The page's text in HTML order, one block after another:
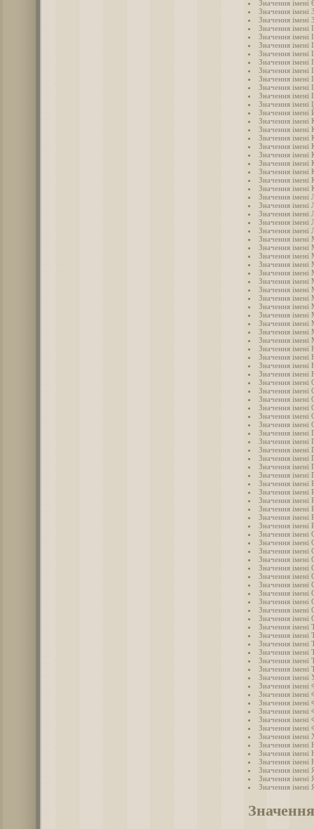
Значення імені
Значення імені
Значення імені
Значення імені
Значення імені
Значення імені
Значення імені
Значення імені
Значення імені
Значення імені
Значення імені
Значення імені
Значення імені
Значення імені
Значення імені
Значення імені
Значення імені
Значення імені
Значення імені
Значення імені
Значення імені
Значення імені
Значення імені
Значення імені
Значення імені
Значення імені
Значення імені
Значення імені
Значення імені
Значення імені
Значення імені
Значення імені
Значення імені
Значення імені
Значення імені
Значення
Значення
Значення імені
Значення імені
Значення імені
Значення імені
Значення імені
Значення імені
Значення імені
Значення імені
Значення імені
Значення імені
Значення імені
Значення імені
Значення імені
Значення імені
Значення імені
Значення імені
Значення імені
Значення імені
Значення імені
Значення імені
Значення імені
Значення імені
Значення імені
Значення імені
Значення імені
Значення імені
Значення імені
Значення імені
Значення імені
Значення імені
Значення імені
Значення імені
Значення імені
Значення імені
Значення імені
Значення імені
Значення імені
Значення імені
Значення імені
Значення імені
Значення імені
Значення імені
Значення імені
Значення імені
Значення імені
Значення імені
Значення імені
Значення імені
Значення імені
Значення імені
Значення імені
Значення імені
Значення імені
Значення
Значення імені
Значення імені
Значення імені